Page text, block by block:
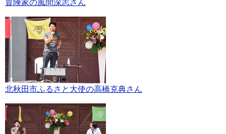
冒険家の風間深志さん
北秋田市ふるさと大使の高橋克典さん